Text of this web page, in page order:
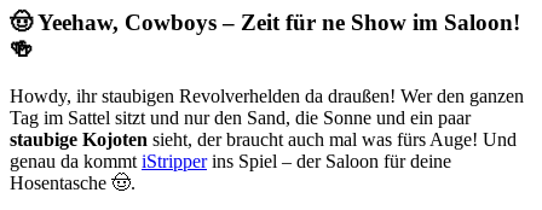
🤠 Yeehaw, Cowboys – Zeit für ne Show im Saloon!
🍻
Howdy, ihr staubigen Revolverhelden da draußen! Wer den ganzen
Tag im Sattel sitzt und nur den Sand, die Sonne und ein paar
staubige Kojoten sieht, der braucht auch mal was fürs Auge! Und
genau da kommt iStripperins Spiel – der Saloon für deine
Hosentasche 🤠.